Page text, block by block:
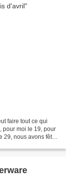
faire tout ce qui
pour moi le 19, pour
nous avons fêté